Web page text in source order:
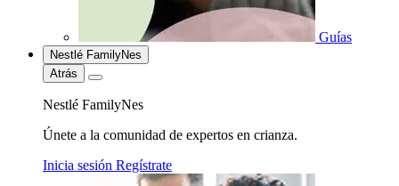
Guías
Nestlé FamilyNes
Atrás
Nestlé FamilyNes
Únete a la comunidad de expertos en crianza.
Inicia sesión Regístrate